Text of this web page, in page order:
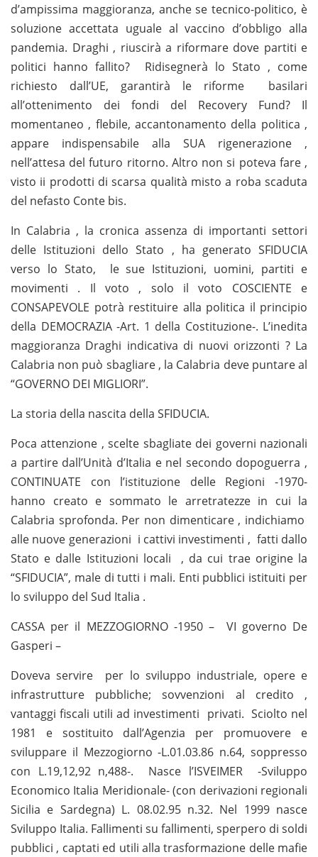
d’ampissima maggioranza, anche se tecnico-politico, è
soluzione accettata uguale al vaccino d’obbligo alla
pandemia. Draghi , riuscirà a riformare dove partiti e
politici hanno fallito? Ridisegnerà lo Stato , come
richiesto dall’UE, garantirà le riforme basilari
all’ottenimento dei fondi del Recovery Fund? Il
momentaneo , flebile, accantonamento della politica ,
appare indispensabile alla SUA rigenerazione ,
nell’attesa del futuro ritorno. Altro non si poteva fare ,
visto ii prodotti di scarsa qualità misto a roba scaduta
del nefasto Conte bis.
In Calabria , la cronica assenza di importanti settori
delle Istituzioni dello Stato , ha generato SFIDUCIA
verso lo Stato, le sue Istituzioni, uomini, partiti e
movimenti . Il voto , solo il voto COSCIENTE e
CONSAPEVOLE potrà restituire alla politica il principio
della DEMOCRAZIA -Art. 1 della Costituzione-. L’inedita
maggioranza Draghi indicativa di nuovi orizzonti ? La
Calabria non può sbagliare , la Calabria deve puntare al
“GOVERNO DEI MIGLIORI”.
La storia della nascita della SFIDUCIA.
Poca attenzione , scelte sbagliate dei governi nazionali
a partire dall’Unità d’Italia e nel secondo dopoguerra ,
CONTINUATE con l’istituzione delle Regioni -1970-
hanno creato e sommato le arretratezze in cui la
Calabria sprofonda. Per non dimenticare , indichiamo
alle nuove generazioni i cattivi investimenti , fatti dallo
Stato e dalle Istituzioni locali , da cui trae origine la
“SFIDUCIA”, male di tutti i mali. Enti pubblici istituiti per
lo sviluppo del Sud Italia .
CASSA per il MEZZOGIORNO -1950 – VI governo De
Gasperi –
Doveva servire per lo sviluppo industriale, opere e
infrastrutture pubbliche; sovvenzioni al credito ,
vantaggi fiscali utili ad investimenti privati. Sciolto nel
1981 e sostituito dall’Agenzia per promuovere e
sviluppare il Mezzogiorno -L.01.03.86 n.64, soppresso
con L.19,12,92 n,488-. Nasce l’ISVEIMER -Sviluppo
Economico Italia Meridionale- (con derivazioni regionali
Sicilia e Sardegna) L. 08.02.95 n.32. Nel 1999 nasce
Sviluppo Italia. Fallimenti su fallimenti, sperpero di soldi
pubblici , captati ed utili alla trasformazione delle mafie